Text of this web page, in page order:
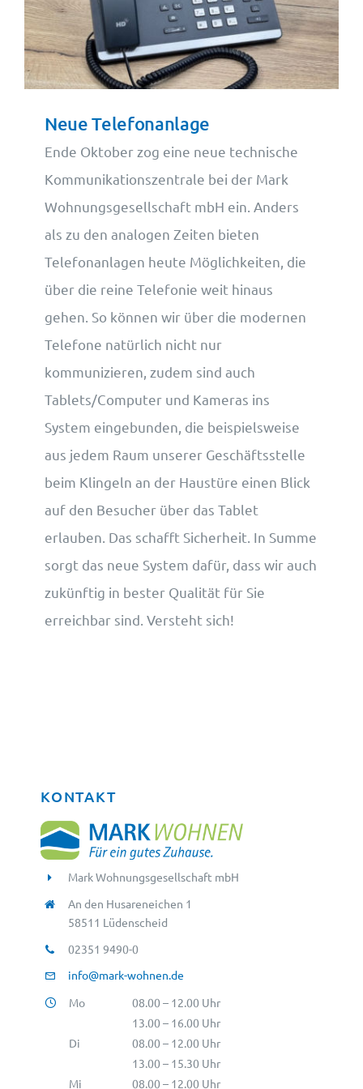
Wohnungsangebote
Kontakt
Neue Telefonanlage
Ende Oktober zog eine neue technische
Kommunikationszentrale bei der Mark
Wohnungsgesellschaft mbH ein. Anders
als zu den analogen Zeiten bieten
Telefonanlagen heute Möglichkeiten, die
über die reine Telefonie weit hinaus
gehen. So können wir über die modernen
Telefone natürlich nicht nur
kommunizieren, zudem sind auch
Tablets/Computer und Kameras ins
System eingebunden, die beispielsweise
aus jedem Raum unserer Geschäftsstelle
beim Klingeln an der Haustüre einen Blick
auf den Besucher über das Tablet
erlauben. Das schafft Sicherheit. In Summe
sorgt das neue System dafür, dass wir auch
zukünftig in bester Qualität für Sie
erreichbar sind. Versteht sich!
KONTAKT
Mark Wohnungsgesellschaft mbH
An den Husareneichen 1
58511 Lüdenscheid
02351 9490-0
info@mark-wohnen.de
Mo
08.00 – 12.00 Uhr
13.00 – 16.00 Uhr
Di
08.00 – 12.00 Uhr
13.00 – 15.30 Uhr
Mi
08.00 – 12.00 Uhr